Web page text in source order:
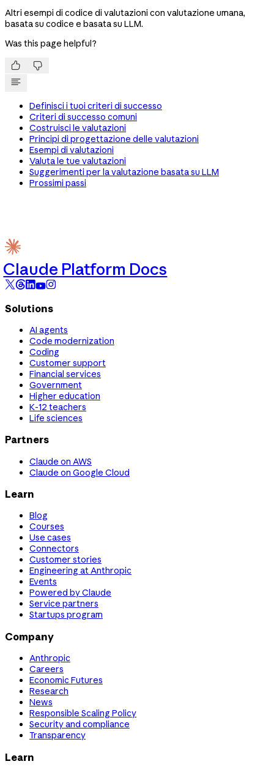
Altri esempi di codice di valutazioni con valutazione umana,
basata su codice e basata su LLM.
Was this page helpful?
 
Definisci i tuoi criteri di successo
Criteri di successo comuni
Costruisci le valutazioni
Principi di progettazione delle valutazioni
Esempi di valutazioni
Valuta le tue valutazioni
Suggerimenti per la valutazione basata su LLM
Prossimi passi
Claude Platform Docs
Solutions
AI agents
Code modernization
Coding
Customer support
Financial services
Government
Higher education
K-12 teachers
Life sciences
Partners
Claude on AWS
Claude on Google Cloud
Learn
Blog
Courses
Use cases
Connectors
Customer stories
Engineering at Anthropic
Events
Powered by Claude
Service partners
Startups program
Company
Anthropic
Careers
Economic Futures
Research
News
Responsible Scaling Policy
Security and compliance
Transparency
Learn